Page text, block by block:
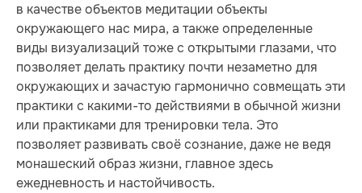
в качестве объектов медитации объекты
окружающего нас мира, а также определенные
виды визуализаций тоже с открытыми глазами, что
позволяет делать практику почти незаметно для
окружающих и зачастую гармонично совмещать эти
практики с какими-то действиями в обычной жизни
или практиками для тренировки тела. Это
позволяет развивать своё сознание, даже не ведя
монашеский образ жизни, главное здесь
ежедневность и настойчивость.